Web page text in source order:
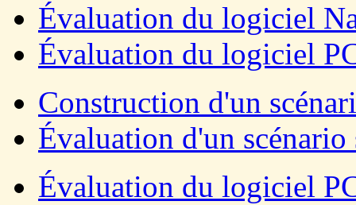
Évaluation du logiciel
Évaluation du logiciel
Construction d'un
Évaluation d'un scénario
Évaluation du logiciel